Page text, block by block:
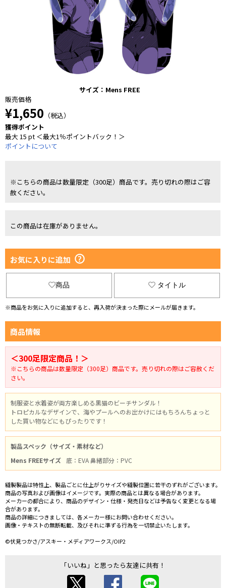
サイズ：Mens FREE
販売価格
¥1,650 （税込）
獲得ポイント
最大 15 pt ＜最大1％ポイントバック！＞
ポイントについて
※こちらの商品は数量限定（300足）商品です。売り切れの際はご容
赦ください。
この商品は在庫がありません。
お気に入りに追加
商品 タイトル
※商品をお気に入りに追加すると、再入荷が決まった際にメールが届きます。
商品情報
＜300足限定商品！＞
※こちらの商品は数量限定（300足）商品です。売り切れの際はご容赦くだ
さい。
制服姿と水着姿が両方楽しめる黒猫のビーチサンダル！
トロピカルなデザインで、海やプールへのお出かけにはもちろんちょっと
した買い物などにもぴったりです！
製品スペック（サイズ・素材など）
Mens FREEサイズ
底：EVA 鼻緒部分：PVC
縫製製品は特性上、製品ごとに仕上がりサイズや縫製位置に若干のずれがございます。
商品の写真および画像はイメージです。実際の商品とは異なる場合があります。
メーカーの都合により、商品のデザイン・仕様・発売日などは予告なく変更となる場
合があります。
商品の詳細につきましては、各メーカー様にお問い合わせください。
画像・テキストの無断転載、及びそれに準ずる行為を一切禁止いたします。
©伏見つかさ/アスキー・メディアワークス/OIP2
「いいね」と思ったら友達に共有！